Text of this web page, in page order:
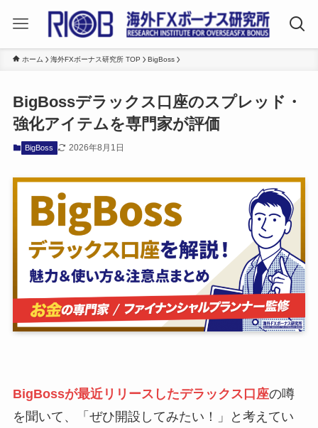
ホーム 海外FXボーナス研究所 TOP BigBoss
BigBossデラックス口座のスプレッド・
強化アイテムを専門家が評価
BigBoss 2026年8月1日
BigBossが最近リリースしたデラックス口座の噂
を聞いて、「ぜひ開設してみたい！」と考えてい